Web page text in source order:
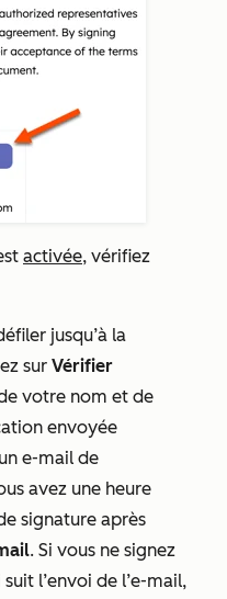
activée, vérifiez
jusqu’à la
sur Vérifier
votre nom et de
envoyée
e-mail de
avez une heure
signature après
. Si vous ne signez
suit l’envoi de l’e-mail,